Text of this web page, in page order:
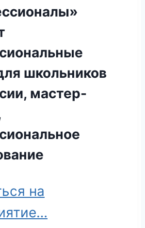
школьников
мастер-
на